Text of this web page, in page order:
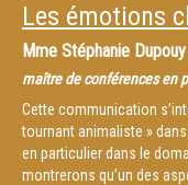
base de la culture
scientifiques les plus
préhistoire et
découvrir la face cachée
affirmation qui parait celle
nous avons fait nos
comme nos égaux »
Les émotions
Mme Stéphanie Dupouy
maître de conférences en
Cette communication
tournant animaliste »
en particulier dans le
montrerons qu’un des